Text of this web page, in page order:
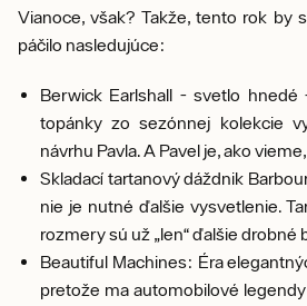
Vianoce, však? Takže, tento rok by
páčilo nasledujúce:
Berwick Earlshall - svetlo hnedé
topánky zo sezónnej kolekcie
návrhu Pavla. A Pavel je, ako
Skladací tartanový dáždnik
nie je nutné ďalšie vysvetlenie.
rozmery sú už „len“ ďalšie drobné
Beautiful Machines: Éra
pretože ma automobilové